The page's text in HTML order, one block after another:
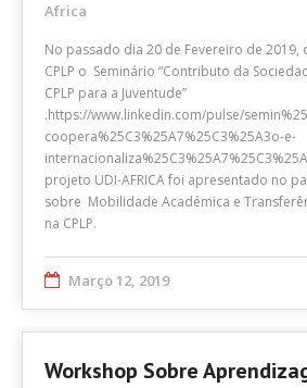
Africa
No passado dia 20 de Fevereiro de 2019,
CPLP o Seminário “Contributo da
CPLP para a Juventude”
.https://www.linkedin.com/pulse/
coopera%25C3%25A7%25C3%25A3o-e-
projeto UDI-AFRICA foi apresentado no
sobre Mobilidade Académica e
na CPLP.
Março 12, 2019
Workshop Sobre